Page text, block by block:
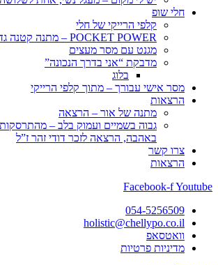
חלי שופ
קלפי הרייקי של חלי
POCKET POWER – מתנה קטנה גדולה
מגנט עם מסר מעצים
מדבקת “אני בדרך הנכונה”
בלוג
מסר אישי עבורך – מתוך קלפי הרייקי
הרצאות
מתנה של אור – הרצאה
גבוה בשמיים ועמוק בלב – מהתרסקות
באהבה, הרצאה לזכר דודי זהר ז”ל
צרו קשר
הרצאות
Facebook-fYoutube
054-5256509
holistic@chellypo.co.il
וואטסאפ
מדיניות פרטיות